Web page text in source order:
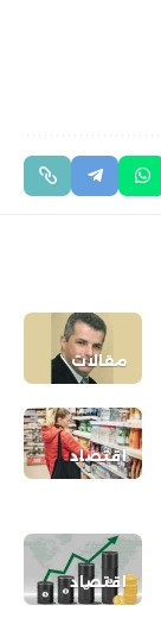
مقالات
اقتصاد
اقتصاد